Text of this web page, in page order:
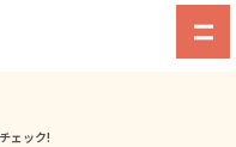
ェック!